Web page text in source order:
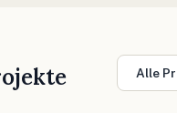
Alle